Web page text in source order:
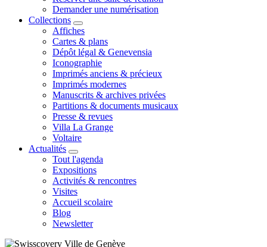
Demander une numérisation
Collections
Affiches
Cartes & plans
Dépôt légal & Genevensia
Iconographie
Imprimés anciens & précieux
Imprimés modernes
Manuscrits & archives privées
Partitions & documents musicaux
Presse & revues
Villa La Grange
Voltaire
Actualités
Tout l'agenda
Expositions
Activités & rencontres
Visites
Accueil scolaire
Blog
Newsletter